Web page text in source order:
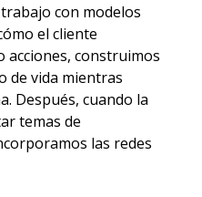
con modelos
el cliente
acciones, construimos
de vida mientras
Después, cuando la
temas de
las redes